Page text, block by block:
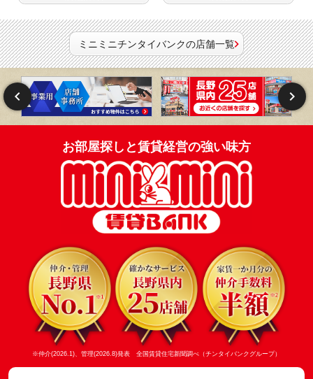
ミニミニチンタイバンクの店舗一覧
お部屋探しと賃貸経営の強い味方
※仲介(2026.1)、管理(2026.8)発表 全国賃貸住宅新聞調べ（チンタイバンクグループ）